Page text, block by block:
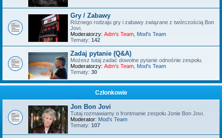
Gry / Zabawy
Różnego rodzaju gry i zabawy związane z twórczością Bon
Jovi.
Moderatorzy: Adm's Team Mod's Team
Tematy: 142
Zadaj pytanie (Q&A)
Możesz tutaj zadać dowolne pytanie odnośnie zespołu.
Moderatorzy: Adm's Team Mod's Team
Tematy: 30
Członkowie
Jon Bon Jovi
Tutaj rozmawiamy o frontmanie zespołu Jonie Bon Jovi.
Moderator: Mod's Team
Tematy: 107